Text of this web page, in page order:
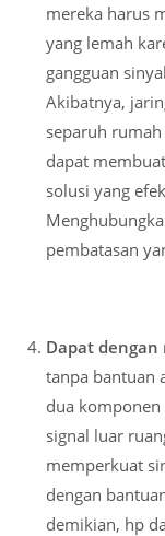
mereka harus
yang lemah
gangguan
Akibatnya,
separuh
dapat
solusi yang
pembatasan
Dapat
tanpa bantuan
dua
signal luar
memperkuat
dengan
demikian, hp